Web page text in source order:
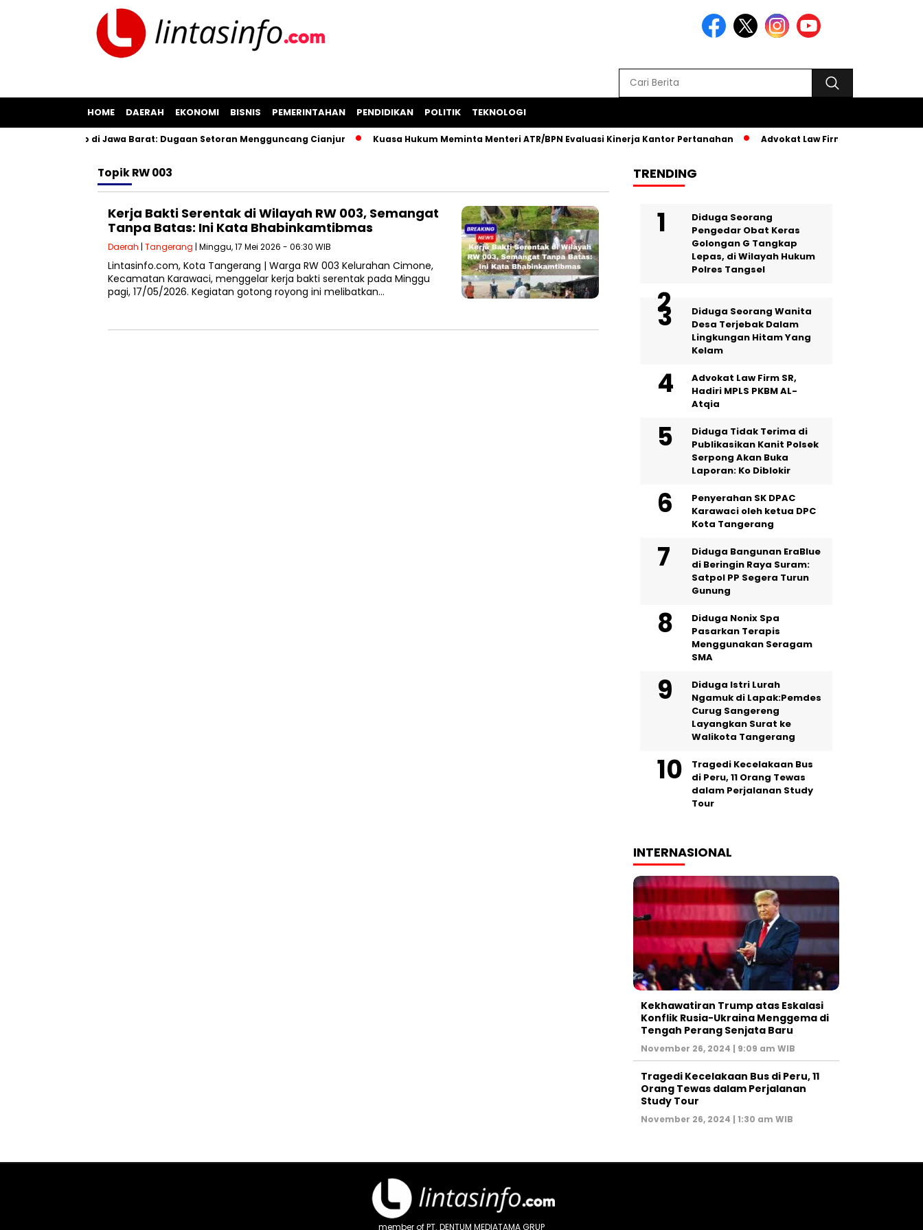
HOME DAERAH EKONOMI BISNIS PEMERINTAHAN PENDIDIKAN POLITIK TEKNOLOGI
Pil Koplo di Jawa Barat: Dugaan Setoran Mengguncang Cianjur Kuasa Hukum Meminta Menteri ATR/BPN Evaluasi Kinerja Kantor Pertanahan Advokat Law Firm SR, Hadiri MPLS
TopikRW 003
Kerja Bakti Serentak di Wilayah RW 003, Semangat
Tanpa Batas: Ini Kata Bhabinkamtibmas
Daerah | Tangerang | Minggu, 17 Mei 2026 - 06:30 WIB
‎‎Lintasinfo.com, Kota Tangerang | Warga RW 003 Kelurahan Cimone,
Kecamatan Karawaci, menggelar kerja bakti serentak pada Minggu
pagi, 17/05/2026. Kegiatan gotong royong ini melibatkan…
TRENDING
‎Diduga Seorang
Pengedar Obat Keras
Golongan G Tangkap
Lepas, di Wilayah Hukum
Polres Tangsel
‎Diduga Seorang Wanita
Desa Terjebak Dalam
Lingkungan Hitam Yang
Kelam
Advokat Law Firm SR,
Hadiri MPLS PKBM AL-
Atqia
Diduga Tidak Terima di
Publikasikan Kanit Polsek
Serpong Akan Buka
Laporan: Ko Diblokir
Penyerahan SK DPAC
Karawaci oleh ketua DPC
Kota Tangerang
Diduga Bangunan EraBlue
di Beringin Raya Suram:
Satpol PP Segera Turun
Gunung
‎Diduga Nonix Spa
Pasarkan Terapis
Menggunakan Seragam
SMA
‎Diduga Istri Lurah
Ngamuk di Lapak:Pemdes
Curug Sangereng
Layangkan Surat ke
Walikota Tangerang
Tragedi Kecelakaan Bus
di Peru, 11 Orang Tewas
dalam Perjalanan Study
Tour
INTERNASIONAL
Kekhawatiran Trump atas Eskalasi
Konflik Rusia-Ukraina Menggema di
Tengah Perang Senjata Baru
November 26, 2024 | 9:09 am WIB
Tragedi Kecelakaan Bus di Peru, 11
Orang Tewas dalam Perjalanan
Study Tour
November 26, 2024 | 1:30 am WIB
member of PT. DENTUM MEDIATAMA GRUP